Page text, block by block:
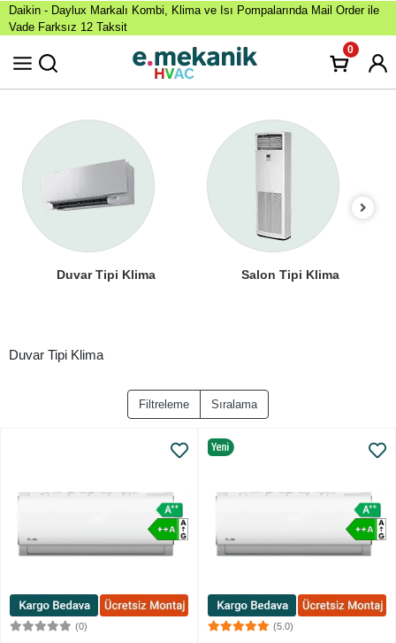
Daikin - Daylux Markalı Kombi, Klima ve Isı Pompalarında Mail Order ile
Vade Farksız 12 Taksit
0
Duvar Tipi Klima Salon Tipi Klima
Duvar Tipi Klima
Filtreleme Sıralama
(0) (5.0)